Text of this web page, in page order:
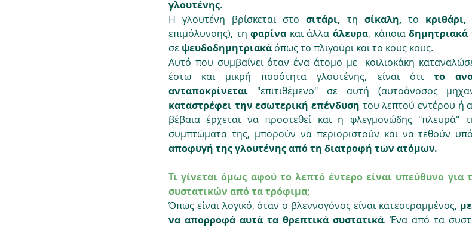
γλουτένης.
Η γλουτένη βρίσκεται στο σιτάρι, τη σίκαλη, το κριθάρι,
επιμόλυνσης), τη φαρίνα και άλλα άλευρα, κάποια δημητριακά
σε ψευδοδημητριακά όπως το πλιγούρι και το κους κους.
Αυτό που συμβαίνει όταν ένα άτομο με  κοιλιοκάκη
έστω και μικρή ποσότητα γλουτένης, είναι ότι το
ανταποκρίνεται
καταστρέφει την εσωτερική επένδυση του λεπτού εντέρου ή
βέβαια έρχεται να προστεθεί και η φλεγμονώδης
συμπτώματα της, μπορούν να περιοριστούν και να τεθούν
αποφυγή της γλουτένης από τη διατροφή των ατόμων.
Τι γίνεται όμως αφού το λεπτό έντερο είναι υπεύθυνο
συστατικών από τα τρόφιμα;
Όπως είναι λογικό, όταν ο βλεννογόνος είναι κατεστραμμένος,
να απορροφά αυτά τα θρεπτικά συστατικά. Ένα από τα